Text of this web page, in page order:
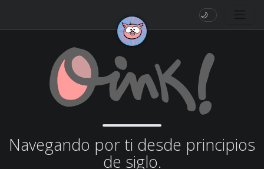
🌙
Navegando por ti desde principios
de siglo.